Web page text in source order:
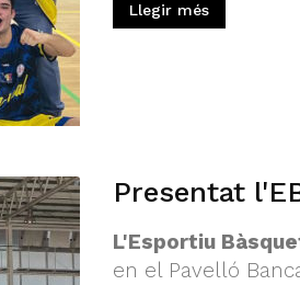
Llegir més
Presentat
L'Esportiu
en el Pavelló